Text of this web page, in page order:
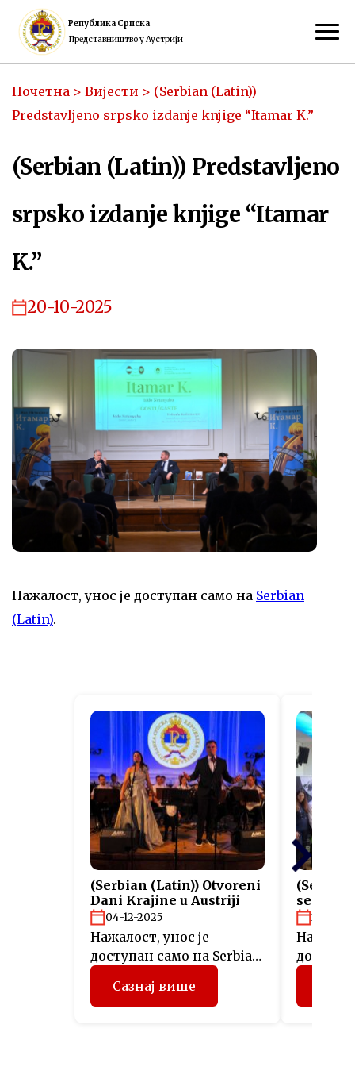
Република Српска
Представништво у Аустрији
Почетна > Вијести > (Serbian (Latin))
Predstavljeno srpsko izdanje knjige “Itamar K.”
(Serbian (Latin)) Predstavljeno
srpsko izdanje knjige “Itamar
K.”
20-10-2025
Нажалост, унос је доступан само на Serbian
(Latin).
(Serbian (Latin)) Otvoreni
Dani Krajine u Austriji
04-12-2025
Нажалост, унос је
доступан само на Serbian
(Latin).
Сазнај више
projekta
26-11-
(Latin).